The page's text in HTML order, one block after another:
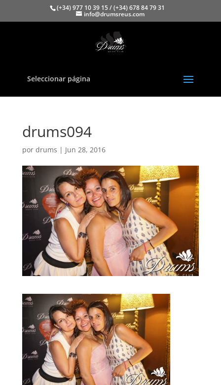
(+34) 977 10 39 15 / (+34) 678 84 79 31
info@drumsreus.com
Seleccionar página
drums094
por drums | Jun 28, 2016